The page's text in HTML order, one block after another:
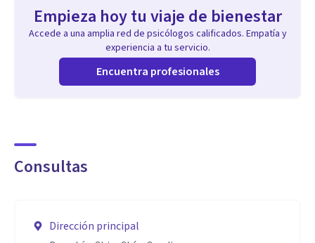
Empieza hoy tu viaje de bienestar
Accede a una amplia red de psicólogos calificados. Empatía y
experiencia a tu servicio.
Encuentra profesionales
Consultas
Dirección principal